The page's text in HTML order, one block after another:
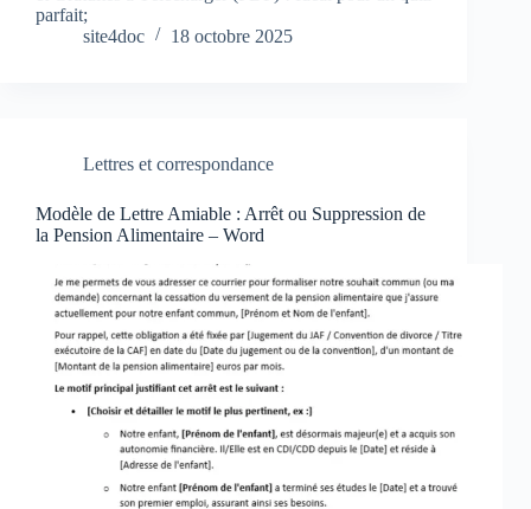
parfait;
site4doc
18 octobre 2025
Lettres et correspondance
Modèle de Lettre Amiable : Arrêt ou Suppression de
la Pension Alimentaire – Word